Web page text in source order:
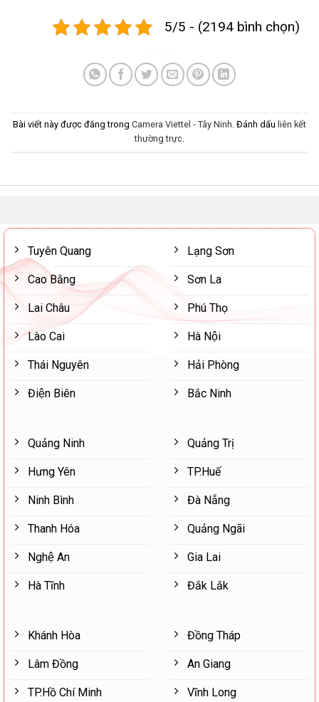
5/5 - (2194 bình chọn)
Bài viết này được đăng trong Camera Viettel - Tây Ninh. Đánh dấu liên kết
thường trực.
Tuyên Quang
Cao Bằng
Lai Châu
Lào Cai
Thái Nguyên
Điện Biên
Lạng Sơn
Sơn La
Phú Thọ
Hà Nội
Hải Phòng
Bắc Ninh
Quảng Ninh
Hưng Yên
Ninh Bình
Thanh Hóa
Nghệ An
Hà Tĩnh
Quảng Trị
TP.Huế
Đà Nẵng
Quảng Ngãi
Gia Lai
Đắk Lắk
Khánh Hòa
Lâm Đồng
TP.Hồ Chí Minh
Đồng Tháp
An Giang
Vĩnh Long